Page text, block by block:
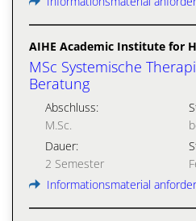
AIHE Academic Institute for
MSc Systemische
Beratung
Abschluss:
M.Sc.
Dauer:
2 Semester
Informationsmaterial